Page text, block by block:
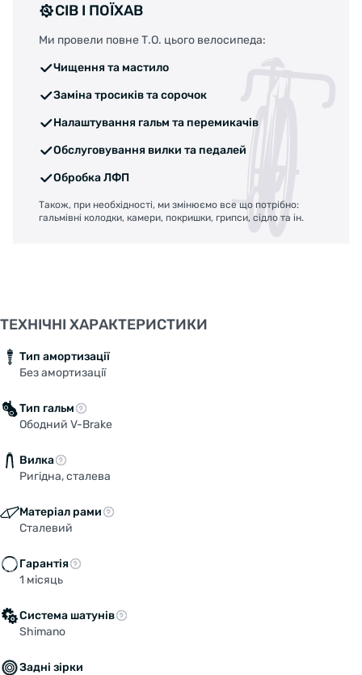
СІВ І ПОЇХАВ
Ми провели повне Т.О. цього велосипеда:
Чищення та мастило
Заміна тросиків та сорочок
Налаштування гальм та перемикачів
Обслуговування вилки та педалей
Обробка ЛФП
Також, при необхідності, ми змінюємо все що потрібно:
гальмівні колодки, камери, покришки, грипси, сідло та ін.
ТЕХНІЧНІ ХАРАКТЕРИСТИКИ
Тип амортизації
Без амортизації
Тип гальм
Ободний V-Brake
Вилка
Ригідна, сталева
Матеріал рами
Сталевий
Гарантія
1 місяць
Система шатунів
Shimano
Задні зірки